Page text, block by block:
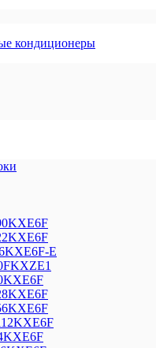
кондиционеры
E